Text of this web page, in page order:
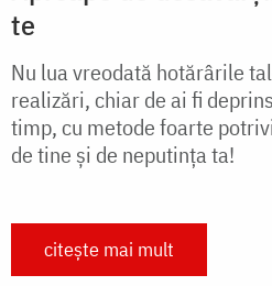
te
Nu lua vreodată hotărârile
realizări, chiar de ai fi
timp, cu metode foarte
de tine și de neputința ta!
citește mai mult